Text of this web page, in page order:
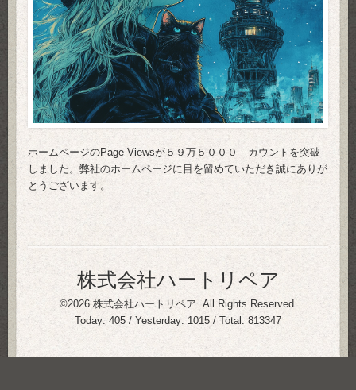
ホームページのPage Viewsが５９万５０００ カウントを突破
しました。弊社のホームページに目を留めていただき誠にありが
とうございます。
株式会社ハートリペア
©2026 株式会社ハートリペア . All Rights Reserved.
Today: 405 / Yesterday: 1015 / Total: 813347